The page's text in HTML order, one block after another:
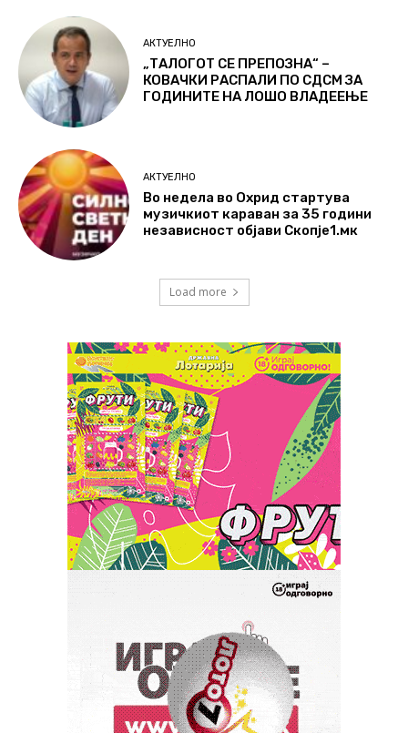
АКТУЕЛНО
„ТАЛОГОТ СЕ ПРЕПОЗНА“ –
КОВАЧКИ РАСПАЛИ ПО СДСМ ЗА
ГОДИНИТЕ НА ЛОШО ВЛАДЕЕЊЕ
АКТУЕЛНО
Во недела во Охрид стартува
музичкиот караван за 35 години
независност објави Скопје1.мк
Load more